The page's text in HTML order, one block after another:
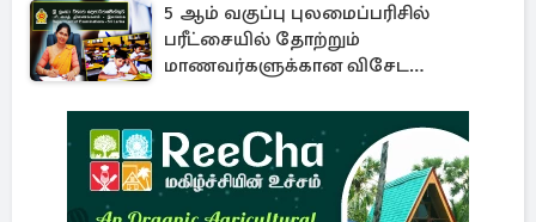
5 ஆம் வகுப்பு புலமைப்பரிசில்
பரீட்சையில் தோற்றும்
மாணவர்களுக்கான விசேட